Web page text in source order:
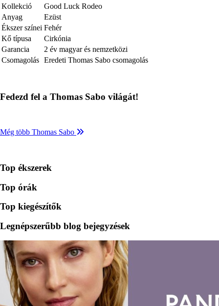
Kollekció
Good Luck Rodeo
Anyag
Ezüst
Ékszer színei Fehér
Kő típusa
Cirkónia
Garancia
2 év magyar és nemzetközi
Csomagolás Eredeti Thomas Sabo csomagolás
Fedezd fel a Thomas Sabo világát!
Még több Thomas Sabo
Top ékszerek
Top órák
Top kiegészítők
Legnépszerűbb blog bejegyzések